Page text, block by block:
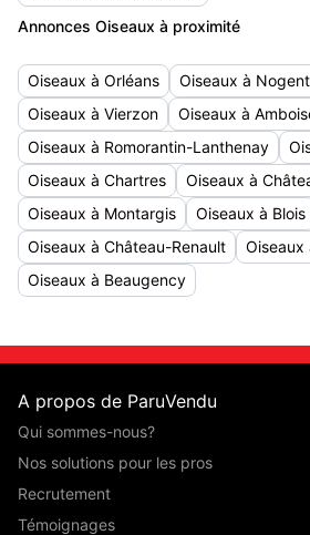
Annonces Oiseaux à proximité
Oiseaux à Orléans
Oiseaux à
Oiseaux à Vierzon
Oiseaux à
Oiseaux à Romorantin-Lanthenay
Oiseaux à Chartres
Oiseaux à
Oiseaux à Montargis
Oiseaux à Blois
Oiseaux à Château-Renault
Oiseaux
Oiseaux à Beaugency
A propos de ParuVendu
Qui sommes-nous?
Nos solutions pour les pros
Recrutement
Témoignages